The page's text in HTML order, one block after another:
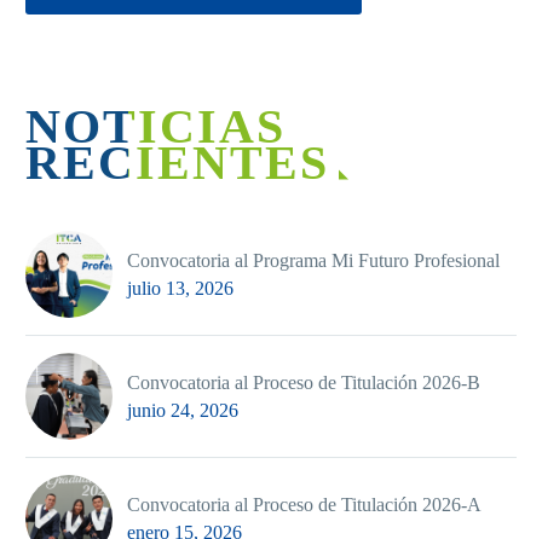
NOTICIAS
RECIENTES
Convocatoria al Programa Mi Futuro Profesional
julio 13, 2026
Convocatoria al Proceso de Titulación 2026-B
junio 24, 2026
Convocatoria al Proceso de Titulación 2026-A
enero 15, 2026